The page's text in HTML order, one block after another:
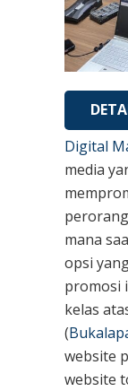
Digital
media
mana
opsi
promosi
kelas
(
website
website